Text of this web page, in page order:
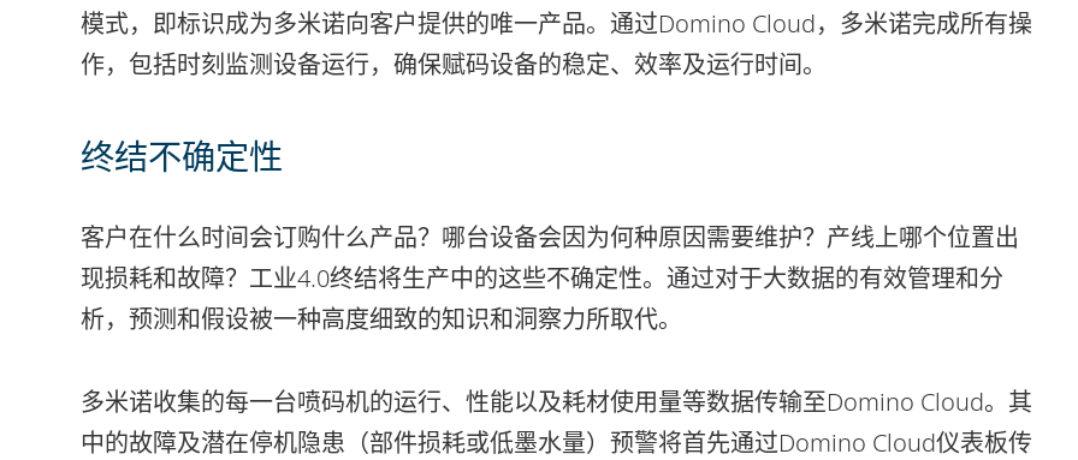
模式，即标识成为多米诺向客户提供的唯一产品。通过Domino Cloud，多米诺完成所有操
作，包括时刻监测设备运行，确保赋码设备的稳定、效率及运行时间。
终结不确定性
客户在什么时间会订购什么产品？哪台设备会因为何种原因需要维护？产线上哪个位置出
现损耗和故障？工业4.0终结将生产中的这些不确定性。通过对于大数据的有效管理和分
析，预测和假设被一种高度细致的知识和洞察力所取代。
多米诺收集的每一台喷码机的运行、性能以及耗材使用量等数据传输至Domino Cloud。其
中的故障及潜在停机隐患（部件损耗或低墨水量）预警将首先通过Domino Cloud仪表板传